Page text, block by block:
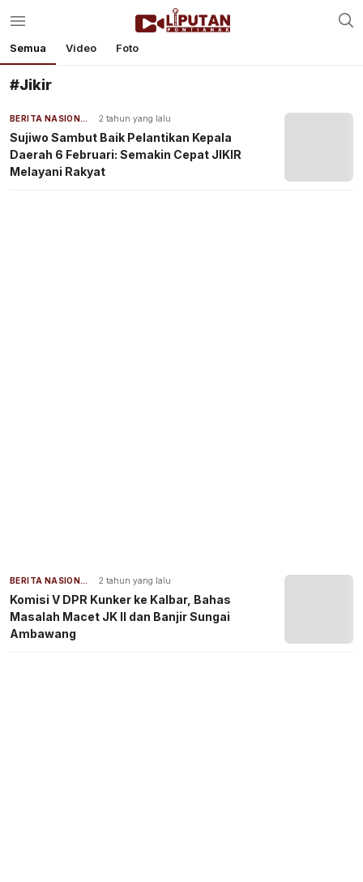
Semua Video Foto
#Jikir
BERITA NASIONAL 2 tahun yang lalu
Sujiwo Sambut Baik Pelantikan Kepala
Daerah 6 Februari: Semakin Cepat JIKIR
Melayani Rakyat
BERITA NASIONAL 2 tahun yang lalu
Komisi V DPR Kunker ke Kalbar, Bahas
Masalah Macet JK II dan Banjir Sungai
Ambawang